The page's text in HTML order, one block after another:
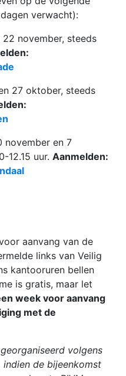
verwacht):
22 november, steeds
27 oktober, steeds
november en 7
12.15 uur. Aanmelden:
aanvang van de
links van Veilig
kantooruren bellen
is gratis, maar let
week voor aanvang
met de
volgens
indien de bijeenkomst